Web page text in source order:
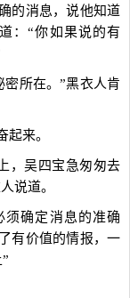
的消息，说他知道
：“你如果说的有
所在。”黑衣人肯
起来。
，吴四宝急匆匆去
说道。
须确定消息的准确
有价值的情报，一